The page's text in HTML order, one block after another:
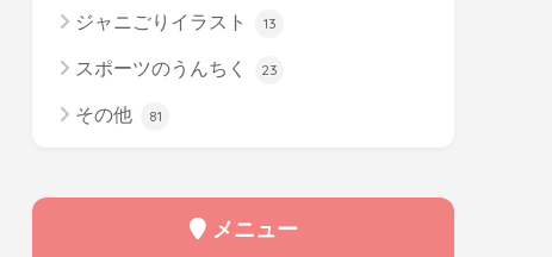
ジャニごりイラスト 13
スポーツのうんちく 23
その他 81
メニュー